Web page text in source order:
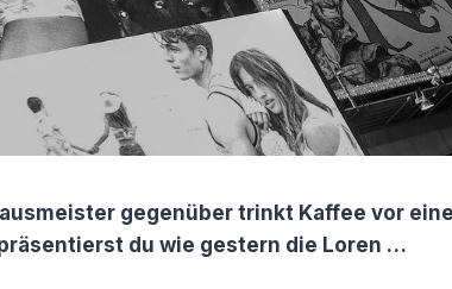
gegenüber trinkt Kaffee vor
du wie gestern die Loren …